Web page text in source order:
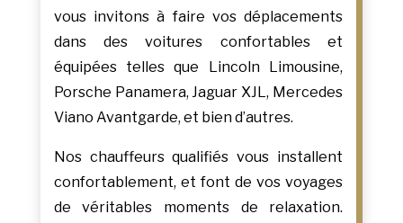
vous invitons à faire vos déplacements
dans des voitures confortables et
équipées telles que Lincoln Limousine,
Porsche Panamera, Jaguar XJL, Mercedes
Viano Avantgarde, et bien d’autres.
Nos chauffeurs qualifiés vous installent
confortablement, et font de vos voyages
de véritables moments de relaxation.